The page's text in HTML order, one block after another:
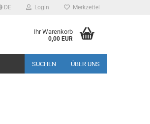
DE Login Merkzettel
Ihr Warenkorb
0,00 EUR
SUCHEN ÜBER UNS